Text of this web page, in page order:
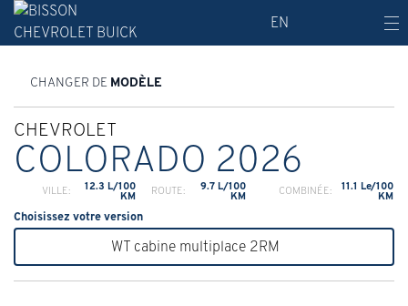
EN
CHANGER DE MODÈLE
CHEVROLET
COLORADO 2026
VILLE: 12.3 L/100
KM ROUTE: 9.7 L/100
KM COMBINÉE: 11.1 Le/100
KM
Choisissez votre version
WT cabine multiplace 2RM